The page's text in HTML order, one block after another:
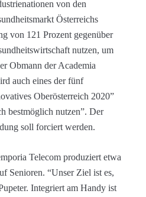
von den
Österreichs
von 121 Prozent gegenüber
nutzen, um
Obmann der Academia
auch eines der fünf
Oberösterreich 2020”
bestmöglich nutzen”. Der
soll forciert werden.
Telecom produziert etwa
Senioren. “Unser Ziel ist es,
Integriert am Handy ist